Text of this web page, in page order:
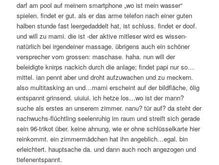
darf am pool auf meinem smartphone „wo ist mein wasser“
spielen. findet er gut. als er das arme telefon nach einer guten
halben stunde fast leergedaddelt hat, ist schluss. findet er doof.
und will zu mami. die ist -der aktive mitleser wird es wissen-
natürlich bei irgendeiner massage. übrigens auch ein schöner
versprecher vom grossen: maschase. haha. nun will der
beleidigte knirps nackich durch die anlage; findet papi nur so…
mittel. ian pennt aber und droht aufzuwachen und zu meckern.
also multitasking an und…mami erscheint auf der bildfläche, ölig
entspannt grinsend. uiuiui. ich hetze los…wo ist der mann?
suche als erstes an unserem zimmer. nanu? tür auf? da steht der
nachwuchs-flüchtling seelenruhig im raum und streift sich gerade
sein 96-trikot über. keine ahnung, wie er ohne schlüsselkarte hier
reinkommt. ein zimmermädchen hat ihn angeblich…egal. bin
erleichtert. hauptsache da. und dann auch noch angezogen und
tiefenentspannt.